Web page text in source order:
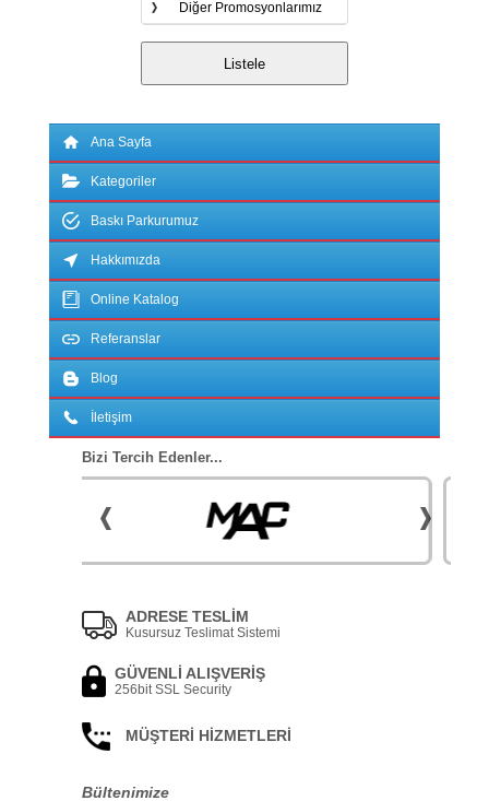
Diğer Promosyonlarımız
Ana Sayfa
Kategoriler
Baskı Parkurumuz
Hakkımızda
Online Katalog
Referanslar
Blog
İletişim
Bizi Tercih Edenler...
ADRESE TESLİM
Kusursuz Teslimat Sistemi
GÜVENLİ ALIŞVERİŞ
256bit SSL Security
MÜŞTERİ HİZMETLERİ
Bültenimize